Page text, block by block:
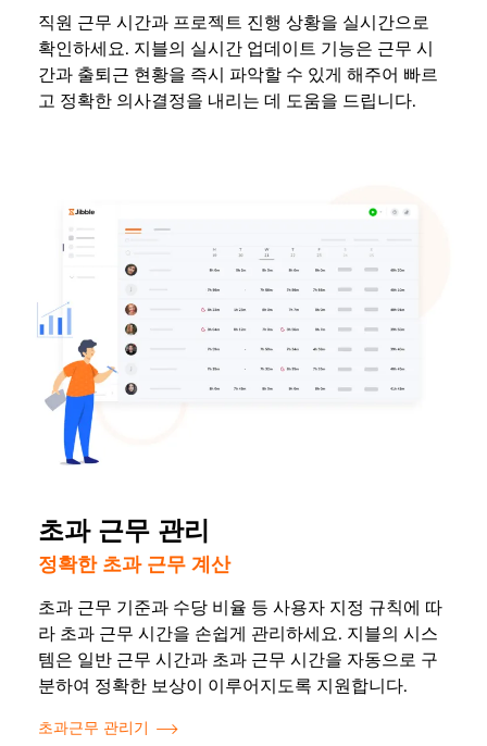
직원 근무 시간과 프로젝트 진행 상황을 실시간으로
확인하세요. 지블의 실시간 업데이트 기능은 근무 시
간과 출퇴근 현황을 즉시 파악할 수 있게 해주어 빠르
고 정확한 의사결정을 내리는 데 도움을 드립니다.
초과 근무 관리
정확한 초과 근무 계산
초과 근무 기준과 수당 비율 등 사용자 지정 규칙에 따
라 초과 근무 시간을 손쉽게 관리하세요. 지블의 시스
템은 일반 근무 시간과 초과 근무 시간을 자동으로 구
분하여 정확한 보상이 이루어지도록 지원합니다.
초과근무 관리기